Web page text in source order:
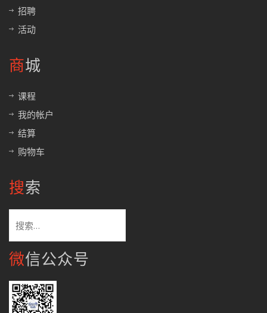
招聘
活动
商城
课程
我的帐户
结算
购物车
搜索
索：
微信公众号